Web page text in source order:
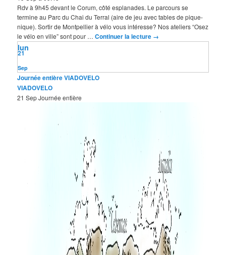
Rdv à 9h45 devant le Corum, côté esplanades. Le parcours se
termine au Parc du Chai du Terral (aire de jeu avec tables de pique-
nique). Sortir de Montpellier à vélo vous intéresse? Nos ateliers “Osez
le vélo en ville” sont pour …Continuer la lecture →
Sep
21
lun
Journée entièreVIADOVELO
VIADOVELO
21 SepJournée entière